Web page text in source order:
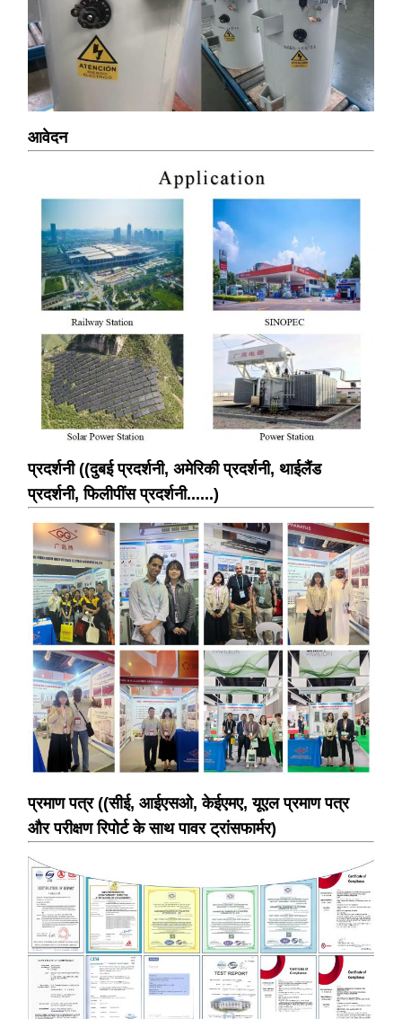
आवेदन
प्रदर्शनी ((दुबई प्रदर्शनी, अमेरिकी प्रदर्शनी, थाईलैंड
प्रदर्शनी, फिलीपींस प्रदर्शनी......)
प्रमाण पत्र ((सीई, आईएसओ, केईएमए, यूएल प्रमाण पत्र
और परीक्षण रिपोर्ट के साथ पावर ट्रांसफार्मर)